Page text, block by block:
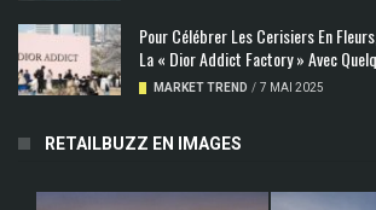
Pour Célébrer Les Cerisiers En
La « Dior Addict Factory » Avec
MARKET TREND / 7 MAI 2025
RETAILBUZZ EN IMAGES